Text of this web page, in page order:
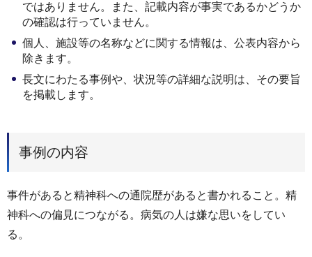
ではありません。また、記載内容が事実であるかどうか
の確認は行っていません。
個人、施設等の名称などに関する情報は、公表内容から
除きます。
長文にわたる事例や、状況等の詳細な説明は、その要旨
を掲載します。
事例の内容
事件があると精神科への通院歴があると書かれること。精
神科への偏見につながる。病気の人は嫌な思いをしてい
る。